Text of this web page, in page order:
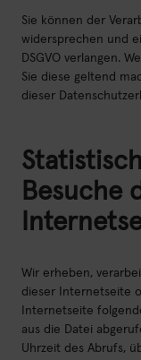
Sie können der
widersprechen und
DSGVO verlangen.
Sie diese geltend
dieser
Besuche
Wir erheben,
dieser Internetseite
Internetseite
aus die Datei
Uhrzeit des Abrufs,